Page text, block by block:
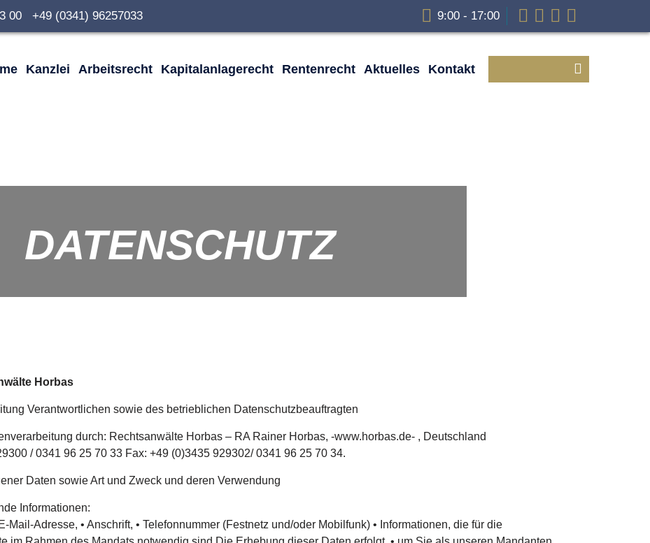
00 +49 (0341) 96257033 9:00 - 17:00
Kanzlei Arbeitsrecht Kapitalanlagerecht Rentenrecht Aktuelles Kontakt
DATENSCHUTZ
Horbas
Verantwortlichen sowie des betrieblichen Datenschutzbeauftragten
durch: Rechtsanwälte Horbas – RA Rainer Horbas, -www.horbas.de- , Deutschland
/ 0341 96 25 70 33 Fax: +49 (0)3435 929302/ 0341 96 25 70 34.
Daten sowie Art und Zweck und deren Verwendung
Informationen:
Mail-Adresse, • Anschrift, • Telefonnummer (Festnetz und/oder Mobilfunk) • Informationen, die für die